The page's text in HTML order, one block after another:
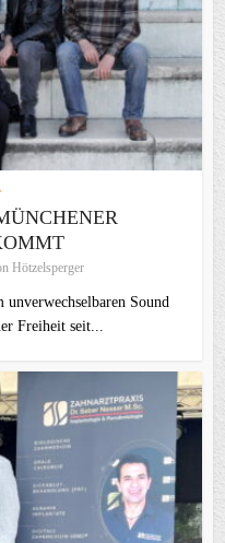
Hötzelsperger
Sound
Freiheit seit...